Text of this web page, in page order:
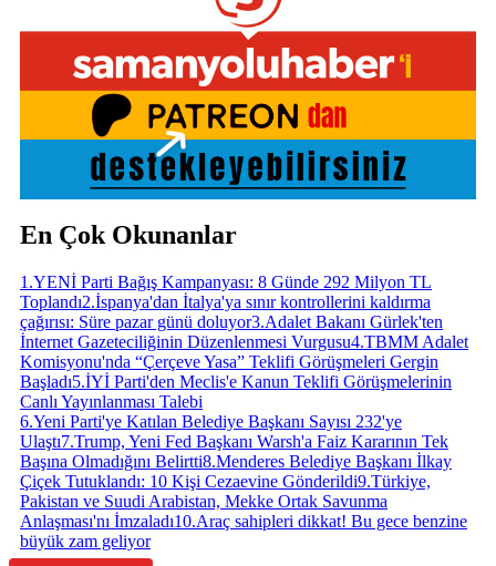
En Çok Okunanlar
1 .YENİ Parti Bağış Kampanyası: 8 Günde 292 Milyon TL
Toplandı2.İspanya'dan İtalya'ya sınır kontrollerini kaldırma
çağırısı: Süre pazar günü doluyor3.Adalet Bakanı Gürlek'ten
İnternet Gazeteciliğinin Düzenlenmesi Vurgusu4.TBMM Adalet
Komisyonu'nda “Çerçeve Yasa” Teklifi Görüşmeleri Gergin
Başladı5.İYİ Parti'den Meclis'e Kanun Teklifi Görüşmelerinin
Canlı Yayınlanması Talebi
6.Yeni Parti'ye Katılan Belediye Başkanı Sayısı 232'ye
Ulaştı7.Trump, Yeni Fed Başkanı Warsh'a Faiz Kararının Tek
Başına Olmadığını Belirtti8.Menderes Belediye Başkanı İlkay
Çiçek Tutuklandı: 10 Kişi Cezaevine Gönderildi9.Türkiye,
Pakistan ve Suudi Arabistan, Mekke Ortak Savunma
Anlaşması'nı İmzaladı10.Araç sahipleri dikkat! Bu gece benzine
büyük zam geliyor